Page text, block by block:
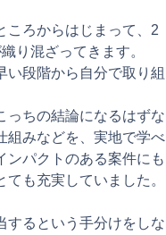
ころからはじまって、2
り混ざってきます。
段階から自分で取り組
っちの結論になるはずな
組みなどを、実地で学べ
ンパクトのある案件にも
も充実していました。
するという手分けをしな